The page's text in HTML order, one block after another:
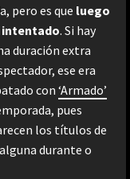
pero es que luego
intentado. Si hay
duración extra
ese era
con ‘Armado’
pues
los títulos de
durante o